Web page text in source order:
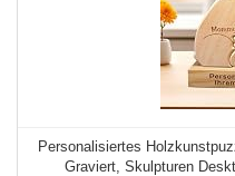
Personalisiertes
Graviert, Skulpturen